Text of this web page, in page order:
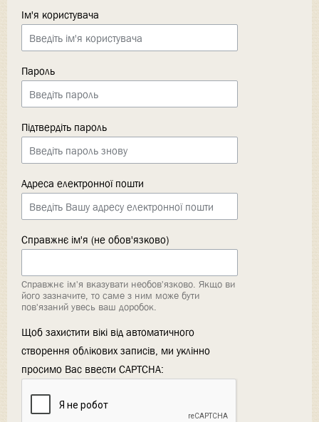
Ім'я користувача
Пароль
Підтвердіть пароль
Адреса електронної пошти
Справжнє ім'я (не обов'язково)
Справжнє ім'я вказувати необов'язково. Якщо ви
його зазначите, то саме з ним може бути
пов'язаний увесь ваш доробок.
Щоб захистити вікі від автоматичного
створення облікових записів, ми уклінно
просимо Вас ввести CAPTCHA: